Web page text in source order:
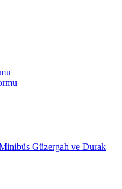
Güzergah ve Durak